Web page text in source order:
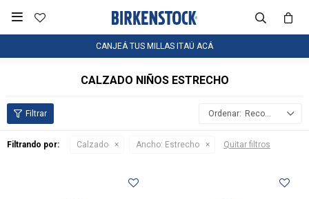

CANJEÁ TUS MILLAS ITAÚ ACÁ
CALZADO NIÑOS ESTRECHO
Recomendados
Filtrando por: Calzado Ancho: Estrecho Quitar filtros